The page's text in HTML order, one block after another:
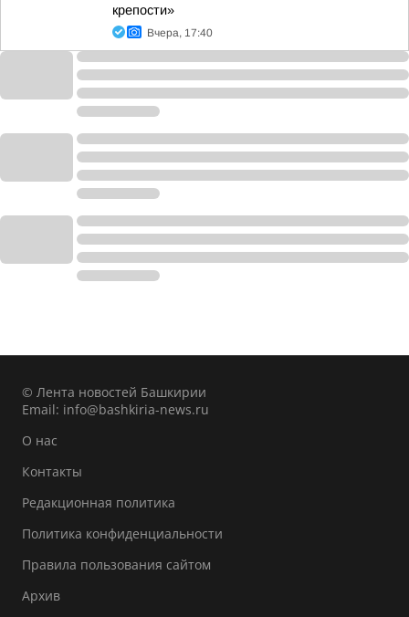
крепости»
Вчера, 17:40
© Лента новостей Башкирии
Email: info@bashkiria-news.ru
О нас
Контакты
Редакционная политика
Политика конфиденциальности
Правила пользования сайтом
Архив